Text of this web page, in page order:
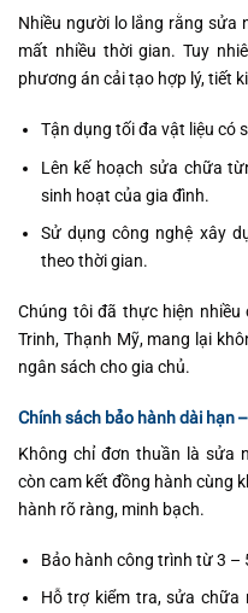
Nhiều người lo lắng rằng sửa
mất nhiều thời gian. Tuy
phương án cải tạo hợp lý, tiết
Tận dụng tối đa vật liệu có
Lên kế hoạch sửa chữa
sinh hoạt của gia đình.
Sử dụng công nghệ xây
theo thời gian.
Chúng tôi đã thực hiện
Trinh, Thạnh Mỹ, mang lại
ngân sách cho gia chủ.
Chính sách bảo hành dài hạn
Không chỉ đơn thuần là sửa
còn cam kết đồng hành cùng
hành rõ ràng, minh bạch.
Bảo hành công trình từ 3 –
Hỗ trợ kiểm tra, sửa chữa